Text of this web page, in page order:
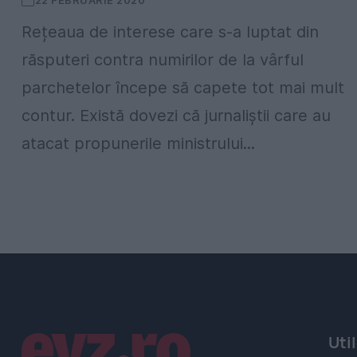
Rețeaua de interese care s-a luptat din
răsputeri contra numirilor de la vârful
parchetelor începe să capete tot mai mult
contur. Există dovezi că jurnaliștii care au
atacat propunerile ministrului...
Linkuri utile